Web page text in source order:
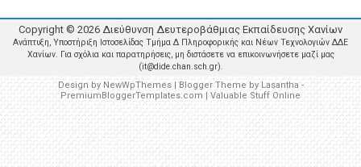
Copyright © 2026 Διεύθυνση Δευτεροβάθμιας Εκπαίδευσης Χανίων
Ανάπτυξη, Υποστήριξη Ιστοσελίδας Τμήμα Δ Πληροφορικής και Νέων Τεχνολογιών ΔΔΕ
Χανίων. Για σχόλια και παρατηρήσεις, μη διστάσετε να επικοινωνήσετε μαζί μας
(it@dide.chan.sch.gr).
Design byNewWpThemes| Blogger Theme byLasantha -
PremiumBloggerTemplates.com|Valuable Stuff Online